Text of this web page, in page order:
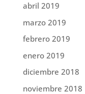
abril 2019
marzo 2019
febrero 2019
enero 2019
diciembre 2018
noviembre 2018